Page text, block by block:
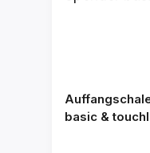
basic &